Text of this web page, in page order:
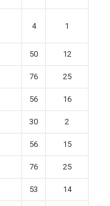
4 1
50 12
76 25
56 16
30 2
56 15
76 25
53 14